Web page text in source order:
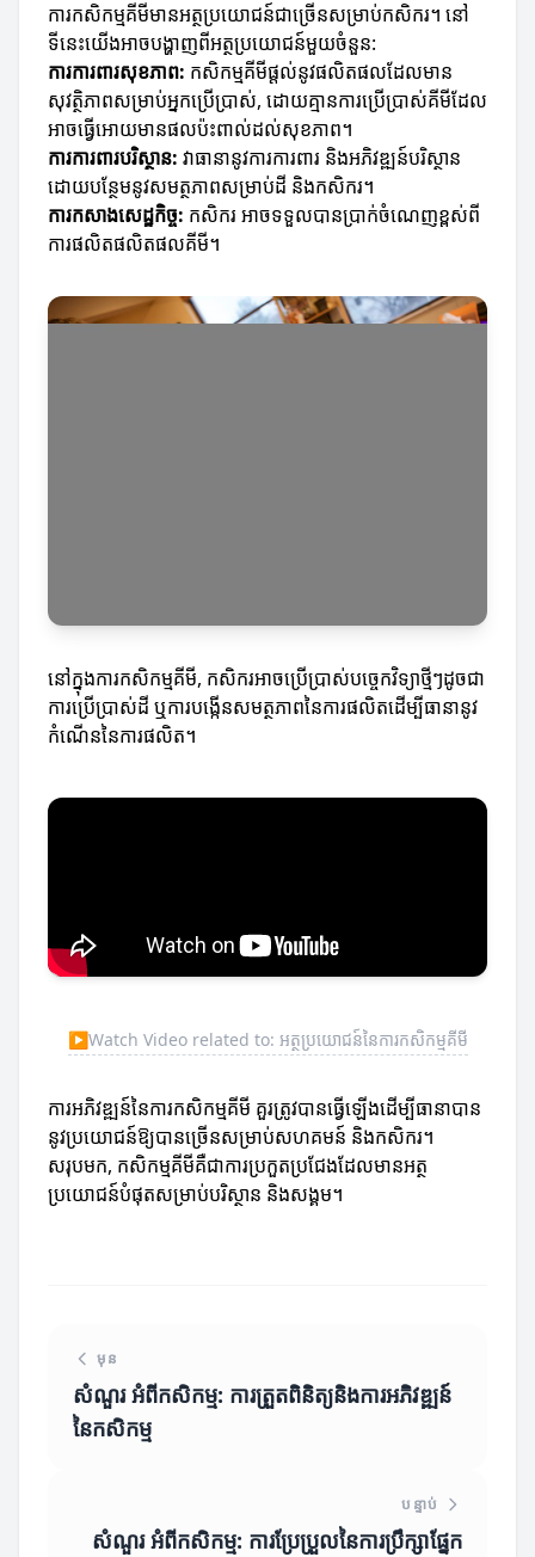
ការកសិកម្មគីមីមានអត្ថប្រយោជន៍ជាច្រើនសម្រាប់កសិករ។ នៅ
ទីនេះយើងអាចបង្ហាញពីអត្ថប្រយោជន៍មួយចំនួន:
ការការពារ​សុខភាព: កសិកម្មគីមីផ្តល់នូវផលិតផលដែលមាន
សុវត្ថិភាពសម្រាប់អ្នកប្រើប្រាស់, ដោយគ្មានការប្រើប្រាស់គីមីដែល
អាចធ្វើអោយមានផលប៉ះពាល់ដល់សុខភាព។
ការការពារ​បរិស្ថាន: វាធានានូវការការពារ និងអភិវឌ្ឍន៍បរិស្ថាន
ដោយបន្ថែមនូវសមត្ថភាពសម្រាប់ដី និងកសិករ។
ការកសាងសេដ្ឋកិច្ច: កសិករ អាចទទួលបានប្រាក់ចំណេញខ្ពស់ពី
ការផលិតផលិតផលគីមី។
នៅក្នុងការកសិកម្មគីមី, កសិករ​អាចប្រើប្រាស់បច្ចេកវិទ្យាថ្មីៗដូចជា
ការប្រើប្រាស់ដី ឬការបង្កើនសមត្ថភាពនៃការផលិតដើម្បីធានានូវ
កំណើននៃការផលិត។
▶Watch Video related to: អត្ថប្រយោជន៍នៃការកសិកម្មគីមី
ការអភិវឌ្ឍន៍នៃការកសិកម្មគីមី គួរត្រូវបានធ្វើឡើងដើម្បីធានាបាន
នូវប្រយោជន៍ឱ្យបានច្រើនសម្រាប់សហគមន៍ និងកសិករ។
សរុបមក, កសិកម្មគីមីគឺជាការប្រកួតប្រជែងដែលមានអត្ថ
ប្រយោជន៍បំផុតសម្រាប់បរិស្ថាន និងសង្គម។
មុន
សំណួរ អំពីកសិកម្ម: ការត្រួតពិនិត្យនិងការអភិវឌ្ឍន៍
នៃកសិកម្ម
បន្ទាប់
សំណួរ អំពីកសិកម្ម: ការប្រែប្រួលនៃការប្រឹក្សាផ្នែក